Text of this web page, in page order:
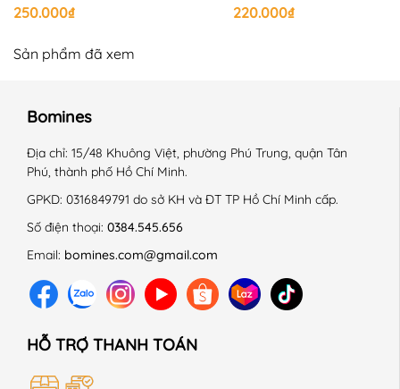
+ Size 3 - 12 - 13kg
+ Size 4 - 14 - 15kg
+ Size 6 - 18 - 19kg
+ Size 7 - 20 - 21kg
+ Size 8 - 22 - 24kg
+ Size 9 - 25 - 27kg
250.000₫ 220.000₫
Sản phẩm đã xem
Bomines
Địa chỉ: 15/48 Khuông Việt, phường Phú Trung, quận Tân
Phú, thành phố Hồ Chí Minh.
GPKD: 0316849791 do sở KH và ĐT TP Hồ Chí Minh cấp.
Số điện thoại: 0384.545.656
Email: bomines.com@gmail.com
HỖ TRỢ THANH TOÁN